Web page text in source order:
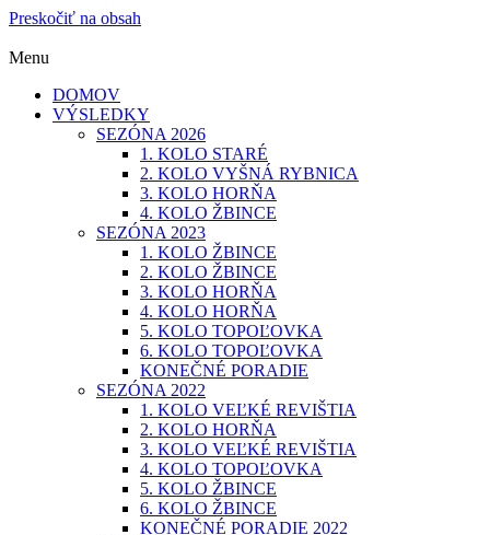
Preskočiť na obsah
Menu
DOMOV
VÝSLEDKY
SEZÓNA 2026
1. KOLO STARÉ
2. KOLO VYŠNÁ RYBNICA
3. KOLO HORŇA
4. KOLO ŽBINCE
SEZÓNA 2023
1. KOLO ŽBINCE
2. KOLO ŽBINCE
3. KOLO HORŇA
4. KOLO HORŇA
5. KOLO TOPOĽOVKA
6. KOLO TOPOĽOVKA
KONEČNÉ PORADIE
SEZÓNA 2022
1. KOLO VEĽKÉ REVIŠTIA
2. KOLO HORŇA
3. KOLO VEĽKÉ REVIŠTIA
4. KOLO TOPOĽOVKA
5. KOLO ŽBINCE
6. KOLO ŽBINCE
KONEČNÉ PORADIE 2022